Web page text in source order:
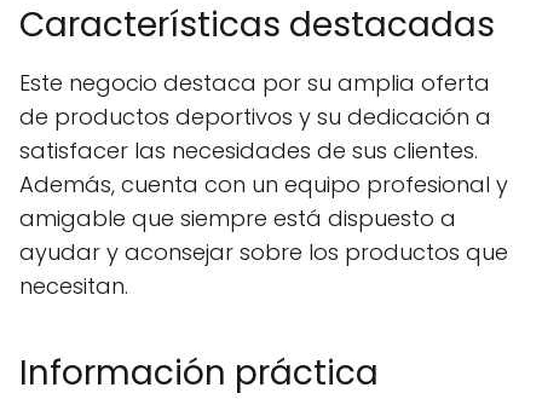
Características destacadas
Este negocio destaca por su amplia oferta
de productos deportivos y su dedicación a
satisfacer las necesidades de sus clientes.
Además, cuenta con un equipo profesional y
amigable que siempre está dispuesto a
ayudar y aconsejar sobre los productos que
necesitan.
Información práctica